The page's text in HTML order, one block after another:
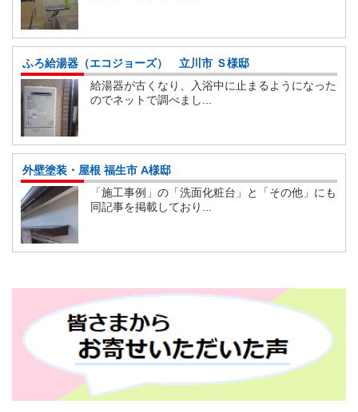
ふろ給湯器（エコジョーズ） 立川市 Ｓ様邸
給湯器が古くなり、入浴中に止まるようになった
のでネットで調べまし...
外壁塗装・屋根 福生市 A様邸
「施工事例」の「洗面化粧台」と「その他」にも
同記事を掲載しており...